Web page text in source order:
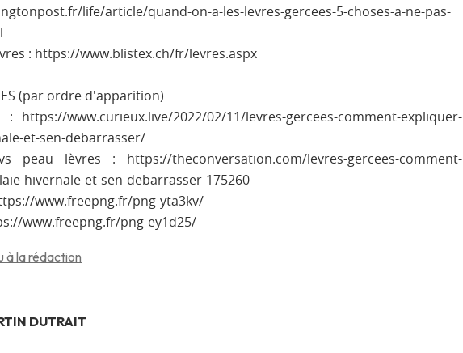
life/article/quand-on-a-les-levres-gercees-5-choses-a-ne-pas-
: https://www.blistex.ch/fr/levres.aspx
(par ordre d'apparition)
https://www.curieux.live/2022/02/11/levres-gercees-comment-expliquer-
et-sen-debarrasser/
peau lèvres : https://theconversation.com/levres-gercees-comment-
hivernale-et-sen-debarrasser-175260
www.freepng.fr/png-yta3kv/
www.freepng.fr/png-ey1d25/
à la rédaction
DUTRAIT